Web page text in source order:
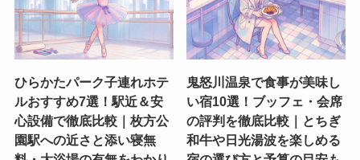
ひらかたパーク子連れホテ
ルおすすめ7選！駅近＆安
心設備で徹底比較｜枚方公
園駅への近さと添い寝無
鬼怒川温泉で食事が美味し
い宿10選！ブッフェ・会席
の評判を徹底比較｜とちぎ
和牛や日光湯波を楽しめる